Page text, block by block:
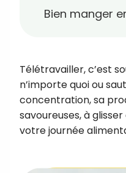
Bien manger
Télétravailler, c’est
n’importe quoi ou
concentration, sa
savoureuses, à
votre journée